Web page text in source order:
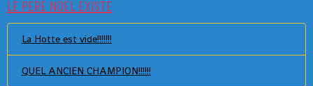
LE PERE NOEL EXISTE
La Hotte est vide!!!!!!!
QUEL ANCIEN CHAMPION!!!!!!